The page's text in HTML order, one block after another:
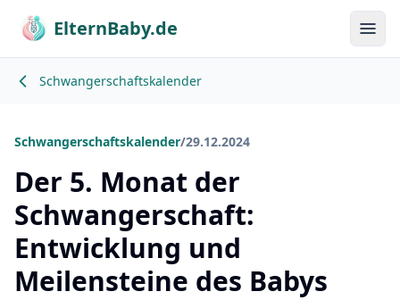
ElternBaby.de
Schwangerschaftskalender
Schwangerschaftskalender/29.12.2024
Der 5. Monat der
Schwangerschaft:
Entwicklung und
Meilensteine des Babys